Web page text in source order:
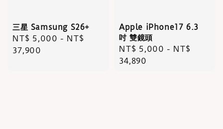
三星 Samsung S26+
Regular
price
NT$ 5,000 - NT$
37,900
Apple iPhone17 6.3
吋 雙鏡頭
Regular
price
NT$ 5,000 - NT$
34,890